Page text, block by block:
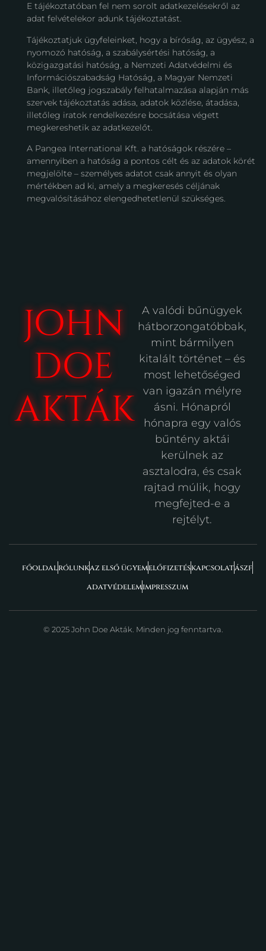
E tájékoztatóban fel nem sorolt adatkezelésekről az
adat felvételekor adunk tájékoztatást.
Tájékoztatjuk ügyfeleinket, hogy a bíróság, az ügyész, a
nyomozó hatóság, a szabálysértési hatóság, a
közigazgatási hatóság, a Nemzeti Adatvédelmi és
Információszabadság Hatóság, a Magyar Nemzeti
Bank, illetőleg jogszabály felhatalmazása alapján más
szervek tájékoztatás adása, adatok közlése, átadása,
illetőleg iratok rendelkezésre bocsátása végett
megkereshetik az adatkezelőt.
A Pangea International Kft. a hatóságok részére –
amennyiben a hatóság a pontos célt és az adatok körét
megjelölte – személyes adatot csak annyit és olyan
mértékben ad ki, amely a megkeresés céljának
megvalósításához elengedhetetlenül szükséges.
john
doe
akták
A valódi bűnügyek
hátborzongatóbbak,
mint bármilyen
kitalált történet – és
most lehetőséged
van igazán mélyre
ásni. Hónapról
hónapra egy valós
bűntény aktái
kerülnek az
asztalodra, és csak
rajtad múlik, hogy
megfejted-e a
rejtélyt.
főoldalrólunkaz első ügyemelőfizetéskapcsolatászf
adatvédelemimpresszum
© 2025 John Doe Akták. Minden jog fenntartva.